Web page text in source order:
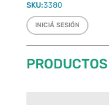
SKU:3380
INICIÁ SESIÓN